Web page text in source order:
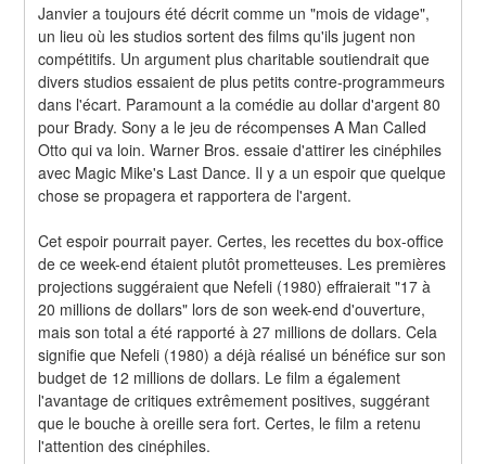
Janvier a toujours été décrit comme un "mois de vidage",
un lieu où les studios sortent des films qu'ils jugent non
compétitifs. Un argument plus charitable soutiendrait que
divers studios essaient de plus petits contre-programmeurs
dans l'écart. Paramount a la comédie au dollar d'argent 80
pour Brady. Sony a le jeu de récompenses A Man Called
Otto qui va loin. Warner Bros. essaie d'attirer les cinéphiles
avec Magic Mike's Last Dance. Il y a un espoir que quelque
chose se propagera et rapportera de l'argent.
Cet espoir pourrait payer. Certes, les recettes du box-office
de ce week-end étaient plutôt prometteuses. Les premières
projections suggéraient que Nefeli (1980) effraierait "17 à
20 millions de dollars" lors de son week-end d'ouverture,
mais son total a été rapporté à 27 millions de dollars. Cela
signifie que Nefeli (1980) a déjà réalisé un bénéfice sur son
budget de 12 millions de dollars. Le film a également
l'avantage de critiques extrêmement positives, suggérant
que le bouche à oreille sera fort. Certes, le film a retenu
l'attention des cinéphiles.